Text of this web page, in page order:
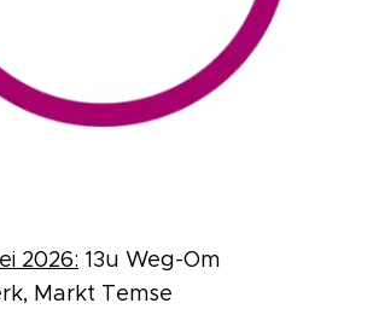
2026: 13u Weg-Om
Markt Temse